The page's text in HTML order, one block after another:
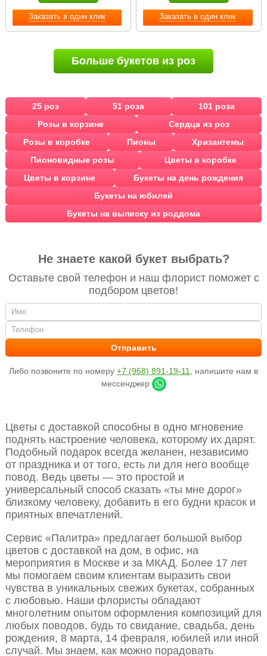
Заказать в один клик Заказать в один клик
Больше букетов из роз
25 роз 51 роза
101 роза
Розы в корзине
Сердца из роз
Розы в коробке
Пионы
Хризантемы
Пионовидные розы
Цветы в коробке
Цветы в корзине
Букеты на день рождения
Букеты на юбилей
Букеты на выписку из роддома
Не знаете какой букет выбрать?
Оставьте свой телефон и наш флорист поможет с
подбором цветов!
Либо позвоните по номеру +7 (968) 891-19-11
, напишите нам в
мессенджер
Цветы с доставкой способны в одно мгновение
поднять настроение человека, которому их дарят.
Подобный подарок всегда желанен, независимо
от праздника и от того, есть ли для него вообще
повод. Ведь цветы — это простой и
универсальный способ сказать «ты мне дорог»
близкому человеку, добавить в его будни красок и
приятных впечатлений.
Сервис «Палитра» предлагает большой выбор
цветов с доставкой на дом, в офис, на
мероприятия в Москве и за МКАД. Более 17 лет
мы помогаем своим клиентам выразить свои
чувства в уникальных свежих букетах, собранных
с любовью. Наши флористы обладают
многолетним опытом оформления композиций для
любых поводов, будь то свидание, свадьба, день
рождения, 8 марта, 14 февраля, юбилей или иной
случай. Мы знаем, как можно порадовать